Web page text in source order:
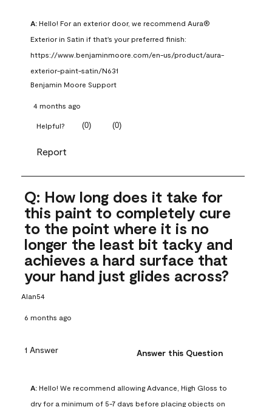
A: Hello! For an exterior door, we recommend Aura®
Exterior in Satin if that's your preferred finish:
https://www.benjaminmoore.com/en-us/product/aura-
exterior-paint-satin/N631
Benjamin Moore Support
4 months ago
Helpful? (0) (0)
Report
Q: How long does it take for
this paint to completely cure
to the point where it is no
longer the least bit tacky and
achieves a hard surface that
your hand just glides across?
Alan54
6 months ago
1 Answer Answer this Question
A: Hello! We recommend allowing Advance, High Gloss to
dry for a minimum of 5-7 days before placing objects on